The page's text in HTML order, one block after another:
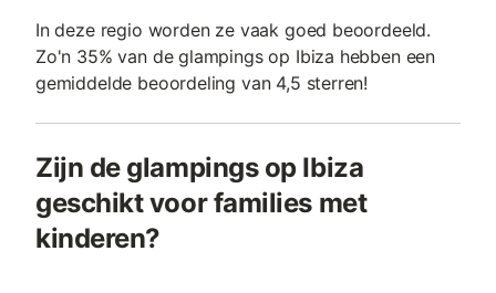
In deze regio worden ze vaak goed beoordeeld.
Zo'n 35% van de glampings op Ibiza hebben een
gemiddelde beoordeling van 4,5 sterren!
Zijn de glampings op Ibiza
geschikt voor families met
kinderen?